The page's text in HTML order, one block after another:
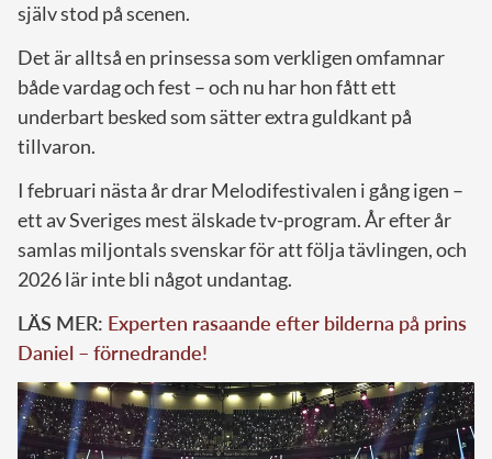
själv stod på scenen.
Det är alltså en prinsessa som verkligen omfamnar
både vardag och fest – och nu har hon fått ett
underbart besked som sätter extra guldkant på
tillvaron.
I februari nästa år drar Melodifestivalen i gång igen –
ett av Sveriges mest älskade tv-program. År efter år
samlas miljontals svenskar för att följa tävlingen, och
2026 lär inte bli något undantag.
LÄS MER: Experten rasaande efter bilderna på prins
Daniel – förnedrande!